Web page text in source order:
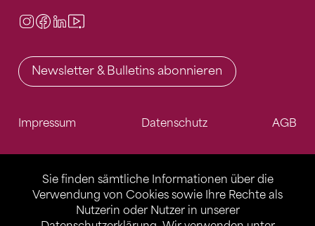
Sie finden sämtliche Informationen über die
Verwendung von Cookies sowie Ihre Rechte als
Nutzerin oder Nutzer in unserer
Instagram
Facebook
LinkedIn
Newsletter & Bulletins abonnieren
Impressum Datenschutz AGB